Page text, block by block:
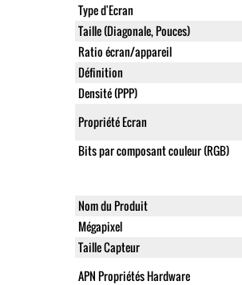
Type d'Ecran
Taille (Diagonale, Pouces)
Ratio écran/appareil
Définition
Densité (PPP)
Propriété Ecran
Bits par composant couleur (RGB)
Nom du Produit
Mégapixel
Taille Capteur
APN Propriétés Hardware